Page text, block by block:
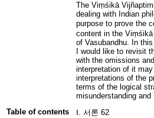
The Viṃśikā
dealing with Indian
purpose to prove the
content in the
of Vasubandhu. In
I would like to revisit
with the omissions
interpretation of it
interpretations of the
terms of the logical
misunderstanding
Table of contents
Ⅰ. 서론 62